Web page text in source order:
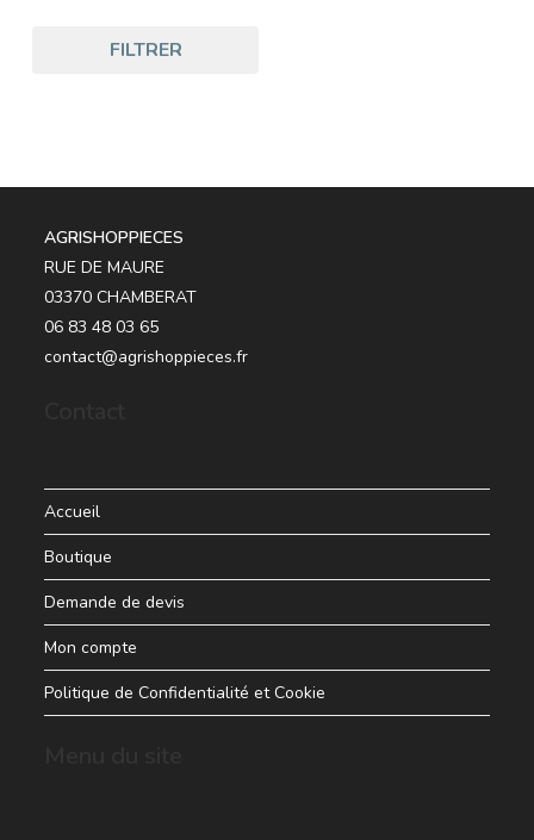
FILTRER
AGRISHOPPIECES
RUE DE MAURE
03370 CHAMBERAT
06 83 48 03 65
contact@agrishoppieces.fr
Accueil
Boutique
Demande de devis
Mon compte
Politique de Confidentialité et Cookie